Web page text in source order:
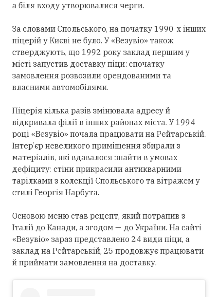
а біля входу утворювалися черги.
За словами Спольського, на початку 1990-х інших
піцерій у Києві не було. У «Везувіо» також
стверджують, що 1992 року заклад першим у
місті запустив доставку піци: спочатку
замовлення розвозили орендованими та
власними автомобілями.
Піцерія кілька разів змінювала адресу й
відкривала філії в інших районах міста. У 1994
році «Везувіо» почала працювати на Рейтарській.
Інтер’єр невеликого приміщення збирали з
матеріалів, які вдавалося знайти в умовах
дефіциту: стіни прикрасили антикварними
тарілками з колекції Спольського та вітражем у
стилі Георгія Нарбута.
Основою меню став рецепт, який потрапив з
Італії до Канади, а згодом — до України. На сайті
«Везувіо» зараз представлено 24 види піци, а
заклад на Рейтарській, 25 продовжує працювати
й приймати замовлення на доставку.